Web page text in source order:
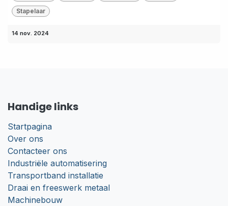
Stapelaar
14 nov. 2024
Handige links
Startpagina
Over ons
Contacteer ons
Industriële automatisering
Transportband installatie
Draai en freeswerk metaal
Machinebouw